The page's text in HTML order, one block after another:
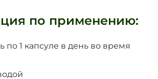
по применению:
по 1 капсуле в день во время